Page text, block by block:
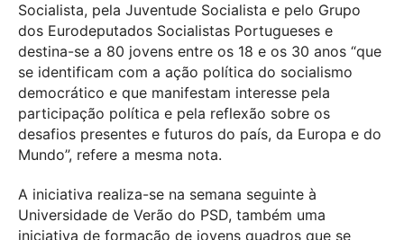
Socialista, pela Juventude Socialista e pelo Grupo
dos Eurodeputados Socialistas Portugueses e
destina-se a 80 jovens entre os 18 e os 30 anos “que
se identificam com a ação política do socialismo
democrático e que manifestam interesse pela
participação política e pela reflexão sobre os
desafios presentes e futuros do país, da Europa e do
Mundo”, refere a mesma nota.
A iniciativa realiza-se na semana seguinte à
Universidade de Verão do PSD, também uma
iniciativa de formação de jovens quadros que se